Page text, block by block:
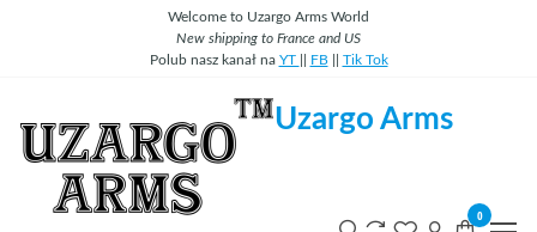
Welcome to Uzargo Arms World
New shipping to France and US
Polub nasz kanał na YT FB|| Tik Tok
Uzargo Arms
0